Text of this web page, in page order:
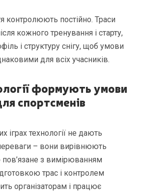
контролюють постійно. Траси
кожного тренування і старту,
і структуру снігу, щоб умови
для всіх учасників.
формують умови
спортсменів
іграх технології не дають
– вони вирівнюють
з вимірюванням
трас і контролем
організаторам і працює